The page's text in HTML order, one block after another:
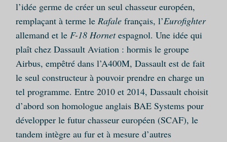
l’idée germe de créer un seul chasseur européen,
remplaçant à terme le Rafalefrançais, l’Eurofighter
allemand et le F-18 Hornetespagnol. Une idée qui
plaît chez Dassault Aviation : hormis le groupe
Airbus, empêtré dans l’A400M, Dassault est de fait
le seul constructeur à pouvoir prendre en charge un
tel programme. Entre 2010 et 2014, Dassault choisit
d’abord son homologue anglais BAE Systems pour
développer le futur chasseur européen (SCAF), le
tandem intègre au fur et à mesure d’autres